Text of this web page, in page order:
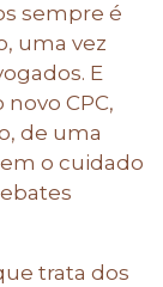
sempre é
uma vez
E
CPC,
de uma
o cuidado
trata dos